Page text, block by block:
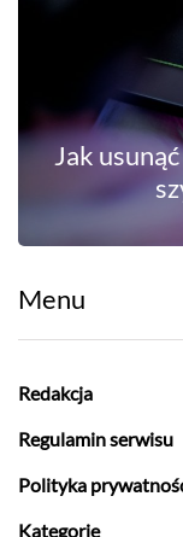
Jak
Menu
Redakcja
Regulamin serwisu
Polityka
Kategorie